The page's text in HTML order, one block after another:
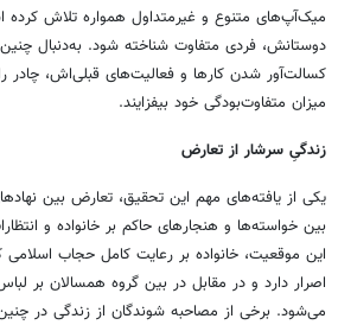
میک‌آپ‌های متنوع و غیرمتداول همواره تلاش
دوستانش، فردی متفاوت شناخته شود. به‌دنبال
کسالت‌آور شدن کارها و فعالیت‌های قبلی‌اش، چادر
میزان متفاوت‌بودگی خود بیفزایند.
زندگیِ سرشار از تعارض
یکی از یافته‌های مهم این تحقیق، تعارض بین
بین خواسته‌ها و هنجارهای حاکم بر خانواده و
این موقعیت، خانواده بر رعایت کامل حجاب
اصرار دارد و در مقابل در بین گروه همسالان بر
می‌شود. برخی از مصاحبه شوندگان از زندگی در